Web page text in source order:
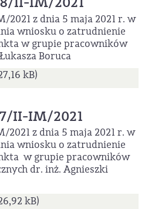
2021 z dnia 5 maja 2021 r. w
wniosku o zatrudnienie
w grupie pracowników
Boruca
kB)
II-IM/2021
2021 z dnia 5 maja 2021 r. w
wniosku o zatrudnienie
w grupie pracowników
dr. inż. Agnieszki
kB)